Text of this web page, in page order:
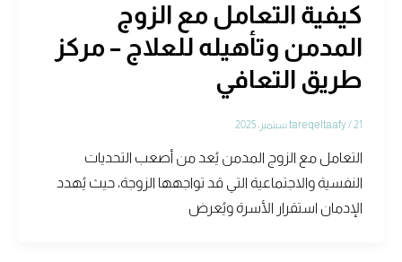
كيفية التعامل مع الزوج
المدمن وتأهيله للعلاج – مركز
طريق التعافي
tareqeltaafy/21 سبتمبر، 2025
التعامل مع الزوج المدمن يُعد من أصعب التحديات
النفسية والاجتماعية التي قد تواجهها الزوجة، حيث يُهدد
الإدمان استقرار الأسرة ويُعرض